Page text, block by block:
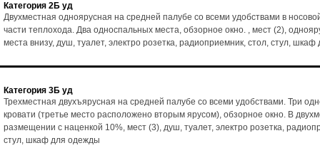
Категория 2Б уд
Двухместная одноярусная на средней палубе со всеми удобствами в
части теплохода. Два односпальных места, обзорное окно. , мест (2),
места внизу, душ, туалет, электро розетка, радиоприемник, стол, стул,
Категория 3Б уд
Трехместная двухъярусная на средней палубе со всеми удобствами. Три
кровати (третье место расположено вторым ярусом), обзорное окно. В
размещении с наценкой 10%, мест (3), душ, туалет, электро розетка,
стул, шкаф для одежды